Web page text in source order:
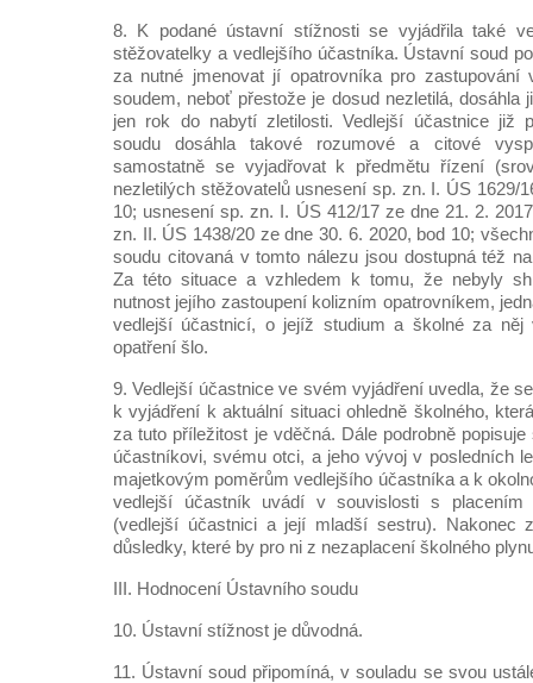
8. K podané ústavní stížnosti se vyjádřila také
stěžovatelky a vedlejšího účastníka. Ústavní soud
za nutné jmenovat jí opatrovníka pro
soudem, neboť přestože je dosud nezletilá, dosáhla
jen rok do nabytí zletilosti. Vedlejší účastnice již
soudu dosáhla takové rozumové a citové
samostatně se vyjadřovat k předmětu řízení
nezletilých stěžovatelů usnesení sp. zn. I. ÚS 1629/
10; usnesení sp. zn. I. ÚS 412/17 ze dne 21. 2.
zn. II. ÚS 1438/20 ze dne 30. 6. 2020, bod 10;
soudu citovaná v tomto nálezu jsou dostupná též
Za této situace a vzhledem k tomu, že nebyly
nutnost jejího zastoupení kolizním opatrovníkem,
vedlejší účastnicí, o jejíž studium a školné za něj
opatření šlo.
9. Vedlejší účastnice ve svém vyjádření uvedla, že
k vyjádření k aktuální situaci ohledně školného,
za tuto příležitost je vděčná. Dále podrobně
účastníkovi, svému otci, a jeho vývoj v posledních
majetkovým poměrům vedlejšího účastníka a k
vedlejší účastník uvádí v souvislosti s
(vedlejší účastnici a její mladší sestru). Nakonec
důsledky, které by pro ni z nezaplacení školného
III. Hodnocení Ústavního soudu
10. Ústavní stížnost je důvodná.
11. Ústavní soud připomíná, v souladu se svou